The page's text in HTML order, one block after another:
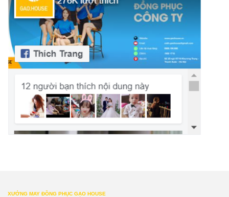
XƯỞNG MAY ĐỒNG PHỤC GẠO HOUSE